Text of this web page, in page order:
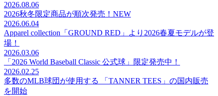
2026.08.06
2026秋冬限定商品が順次発売！ NEW
2026.06.04
Apparel collection「GROUND RED」より2026春夏モデルが登
場！
2026.03.06
「2026 World Baseball Classic 公式球」限定発売中！
2026.02.25
多数のMLB球団が使用する 「TANNER TEES」の国内販売
を開始